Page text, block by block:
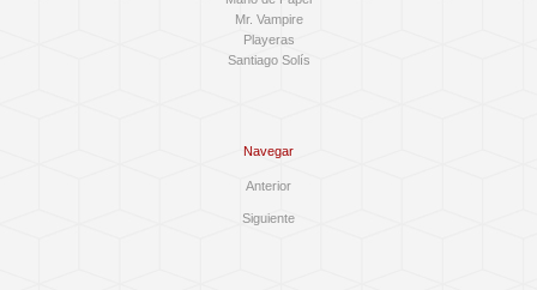
Mr. Vampire
Playeras
Santiago Solís
Navegar
Anterior
Siguiente